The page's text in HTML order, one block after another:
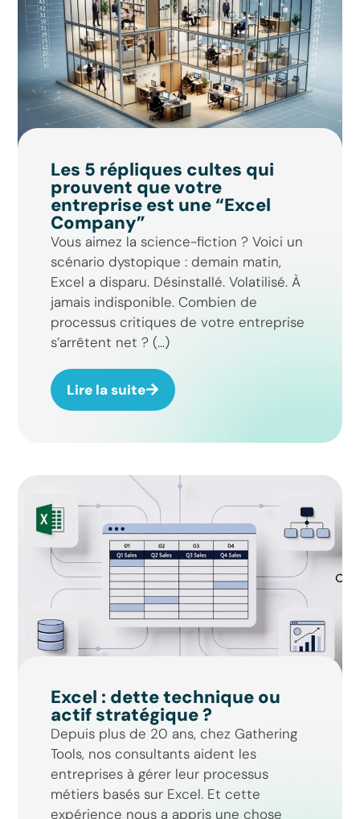
Les 5 répliques cultes qui
prouvent que votre
entreprise est une “Excel
Company”
Vous aimez la science-fiction ? Voici un
scénario dystopique : demain matin,
Excel a disparu. Désinstallé. Volatilisé. À
jamais indisponible. Combien de
processus critiques de votre entreprise
s’arrêtent net ? (...)
Lire la suite
Excel : dette technique ou
actif stratégique ?
Depuis plus de 20 ans, chez Gathering
Tools, nos consultants aident les
entreprises à gérer leur processus
métiers basés sur Excel. Et cette
expérience nous a appris une chose